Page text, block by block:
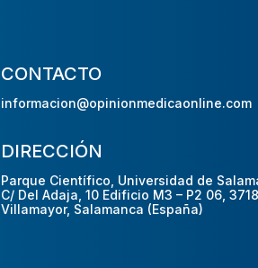
CONTACTO
informacion@opinionmedicaonline.com
DIRECCIÓN
Parque Científico, Universidad de
C/ Del Adaja, 10 Edificio M3 – P2 06,
Villamayor, Salamanca (España)